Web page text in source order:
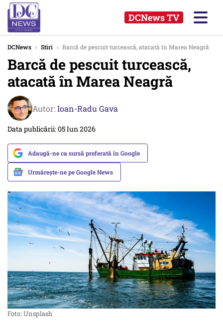
DCNews TV
DCNews › Stiri › Barcă de pescuit turcească, atacată în Marea Neagră
Barcă de pescuit turcească,
atacată în Marea Neagră
Autor:Ioan-Radu Gava
Data publicării: 05 Iun 2026
Adaugă-ne ca sursă preferată în Google
Urmărește-ne pe Google News
Foto: Unsplash